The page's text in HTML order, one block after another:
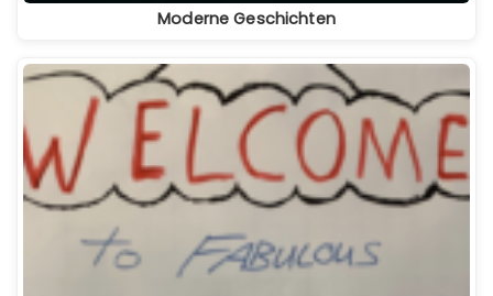
Moderne Geschichten